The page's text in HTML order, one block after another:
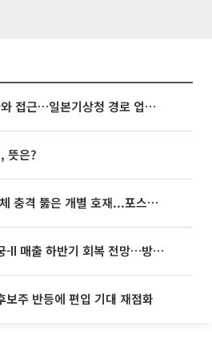
태풍 '돌핀' 오키나와 접근…일본기상청 경로 업데이트
뜻은?
[증시키워드] 반도체 충격 뚫은 개별 호재...포스코퓨처엠·에코프로·한화솔루션 '눈길'
iM "LIG D&A, 천궁-II 매출 하반기 회복 전망…방산 톱픽 유지"
주 반등에 편입 기대 재점화